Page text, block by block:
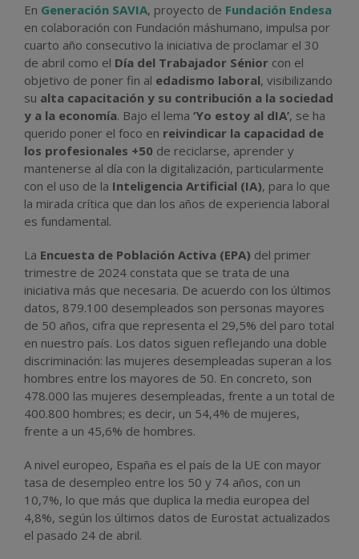
En Generación SAVIA, proyecto de Fundación Endesa
en colaboración con Fundación máshumano, impulsa por
cuarto año consecutivo la iniciativa de proclamar el 30
de abril como el Día del Trabajador Sénior con el
objetivo de poner fin al edadismo laboral, visibilizando
su alta capacitación y su contribución a la sociedad
y a la economía. Bajo el lema ‘Yo estoy al dIA’, se ha
querido poner el foco en reivindicar la capacidad de
los profesionales +50 de reciclarse, aprender y
mantenerse al día con la digitalización, particularmente
con el uso de la Inteligencia Artificial (IA), para lo que
la mirada crítica que dan los años de experiencia laboral
es fundamental.
La Encuesta de Población Activa (EPA) del primer
trimestre de 2024 constata que se trata de una
iniciativa más que necesaria. De acuerdo con los últimos
datos, 879.100 desempleados son personas mayores
de 50 años, cifra que representa el 29,5% del paro total
en nuestro país. Los datos siguen reflejando una doble
discriminación: las mujeres desempleadas superan a los
hombres entre los mayores de 50. En concreto, son
478.000 las mujeres desempleadas, frente a un total de
400.800 hombres; es decir, un 54,4% de mujeres,
frente a un 45,6% de hombres.
A nivel europeo, España es el país de la UE con mayor
tasa de desempleo entre los 50 y 74 años, con un
10,7%, lo que más que duplica la media europea del
4,8%, según los últimos datos de Eurostat actualizados
el pasado 24 de abril.